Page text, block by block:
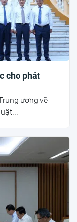
cho phát
ương về